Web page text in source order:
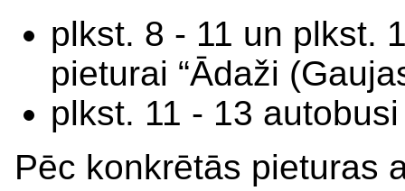
plkst. 8 - 11 un plkst.
pieturai “Ādaži
plkst. 11 - 13
Pēc konkrētās pieturas